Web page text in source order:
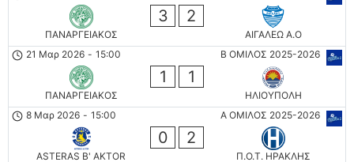
ΠΑΝΑΡΓΕΙΑΚΟΣ
3 2
ΑΙΓΑΛΕΩ A.O
Β ΟΜΙΛΟΣ 2025-2026
21 Μαρ 2026 - 15:00
ΠΑΝΑΡΓΕΙΑΚΟΣ
1 1
ΗΛΙΟΥΠΟΛΗ
Α ΟΜΙΛΟΣ 2025-2026
8 Μαρ 2026 - 15:00
ASTERAS B' AKTOR
0 2
Π.Ο.Τ. ΗΡΑΚΛΗΣ